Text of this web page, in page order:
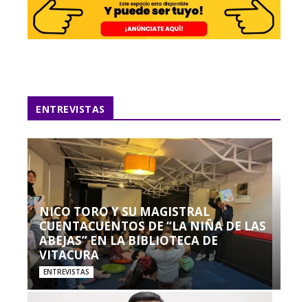
ENTREVISTAS
NICO TORO Y SU MAGISTRAL
CUENTACUENTOS DE “LA NIÑA DE LAS
ABEJAS” EN LA BIBLIOTECA DE
VITACURA
ENTREVISTAS